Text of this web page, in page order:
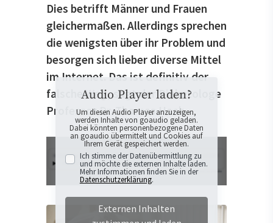
Dies betrifft Männer und Frauen
gleichermaßen. Allerdings sprechen
die wenigsten über ihr Problem und
besorgen sich lieber diverse Mittel
im Internet. Das ist definitiv der
falsche Weg, sagt der Diabetologe
Professor Dr. Thomas Haak.
Audio Player laden?
Um diesen Audio Player anzuzeigen,
werden Inhalte von goaudio geladen.
Dabei könnten personenbezogene Daten
an goaudio übermittelt und Cookies auf
Ihrem Gerät gespeichert werden.
Ich stimme der Datenübermittlung zu
und möchte die externen Inhalte laden.
Mehr Informationen finden Sie in der
Datenschutzerklärung.
Externen Inhalten